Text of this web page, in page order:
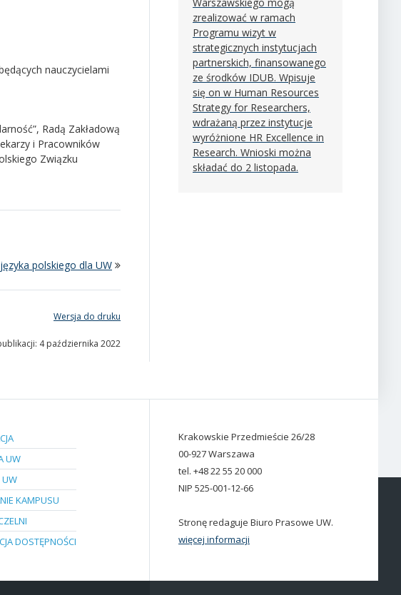
nauczycielami
Radą Zakładową
i Pracowników
Związku
polskiego dla UW
Wersja do druku
4 października 2022
zrealizować w ramach
Programu wizyt w
strategicznych instytucjach
partnerskich, finansowanego
ze środków IDUB. Wpisuje
się on w Human Resources
Strategy for Researchers,
wdrażaną przez instytucje
wyróżnione HR Excellence in
Research. Wnioski można
składać do 2 listopada.
UW
UW
KAMPUSU
DOSTĘPNOŚCI
Krakowskie Przedmieście 26/28
00-927 Warszawa
tel. +48 22 55 20 000
NIP 525-001-12-66
Stronę redaguje Biuro Prasowe UW.
więcej informacji